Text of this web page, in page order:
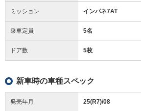
ミッション インパネ7AT
乗車定員 5名
ドア数 5枚
新車時の車種スペック
発売年月 25(R7)/08